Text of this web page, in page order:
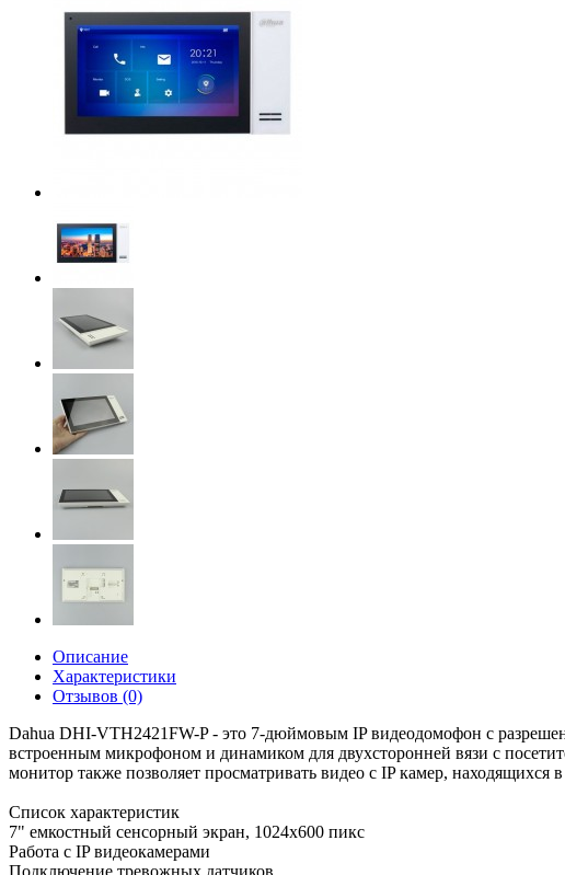
Описание
Характеристики
Отзывов (0)
Dahua DHI-VTH2421FW-P - это 7-дюймовым IP видеодомофон с
встроенным микрофоном и динамиком для двухсторонней вязи с
монитор также позволяет просматривать видео с IP камер, находящихся
Список характеристик
7" емкостный сенсорный экран, 1024х600 пикс
Работа с IP видеокамерами
Подключение тревожных датчиков